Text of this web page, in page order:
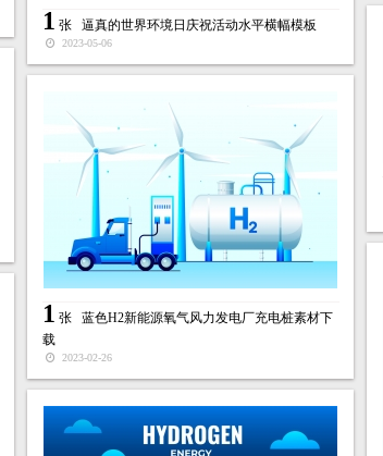
1 张 逼真的世界环境日庆祝活动水平横幅模板
2023-05-06
1 张 蓝色H2新能源氧气风力发电厂充电桩素材下
载
2023-02-26